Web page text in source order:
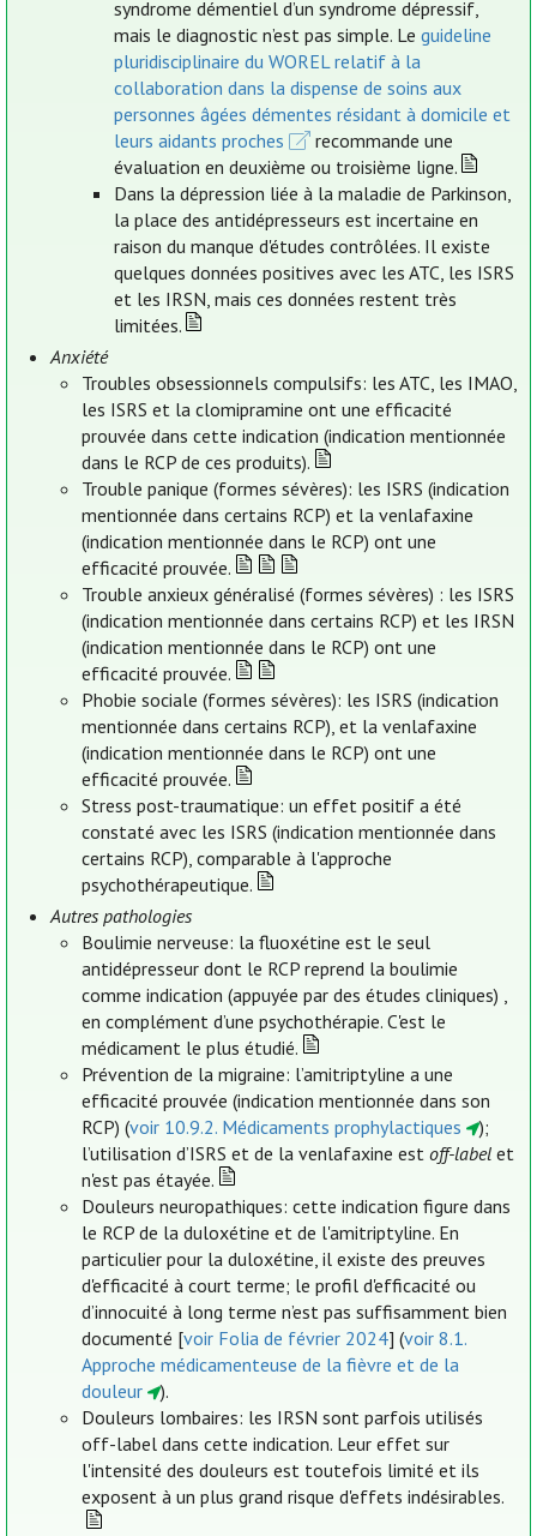
syndrome démentiel d’un syndrome dépressif,
mais le diagnostic n’est pas simple. Le guideline
pluridisciplinaire du WOREL relatif à la
collaboration dans la dispense de soins aux
personnes âgées démentes résidant à domicile et
leurs aidants proches
recommande une
évaluation en deuxième ou troisième ligne.
Dans la dépression liée à la maladie de Parkinson,
la place des antidépresseurs est incertaine en
raison du manque d'études contrôlées. Il existe
quelques données positives avec les ATC, les ISRS
et les IRSN, mais ces données restent très
limitées.
Anxiété
Troubles obsessionnels compulsifs: les ATC, les IMAO,
les ISRS et la clomipramine ont une efficacité
prouvée dans cette indication (indication mentionnée
dans le RCP de ces produits).
Trouble panique (formes sévères): les ISRS (indication
mentionnée dans certains RCP) et la venlafaxine
(indication mentionnée dans le RCP) ont une
efficacité prouvée.
Trouble anxieux généralisé (formes sévères) : les ISRS
(indication mentionnée dans certains RCP) et les IRSN
(indication mentionnée dans le RCP) ont une
efficacité prouvée.
Phobie sociale (formes sévères): les ISRS (indication
mentionnée dans certains RCP), et la venlafaxine
(indication mentionnée dans le RCP) ont une
efficacité prouvée.
Stress post-traumatique: un effet positif a été
constaté avec les ISRS (indication mentionnée dans
certains RCP), comparable à l'approche
psychothérapeutique.
Autres pathologies
Boulimie nerveuse: la fluoxétine est le seul
antidépresseur dont le RCP reprend la boulimie
comme indication (appuyée par des études cliniques) ,
en complément d’une psychothérapie. C'est le
médicament le plus étudié.
Prévention de la migraine: l’amitriptyline a une
efficacité prouvée (indication mentionnée dans son
RCP) (voir 10.9.2. Médicaments prophylactiques
);
l’utilisation d’ISRS et de la venlafaxine estoff-label et
n'est pas étayée.
Douleurs neuropathiques: cette indication figure dans
le RCP de la duloxétine et de l'amitriptyline. En
particulier pour la duloxétine, il existe des preuves
d'efficacité à court terme; le profil d'efficacité ou
d’innocuité à long terme n’est pas suffisamment bien
documenté [voir Folia de février 2024] (voir 8.1.
Approche médicamenteuse de la fièvre et de la
douleur
).
Douleurs lombaires: les IRSN sont parfois utilisés
off-label dans cette indication. Leur effet sur
l'intensité des douleurs est toutefois limité et ils
exposent à un plus grand risque d'effets indésirables.